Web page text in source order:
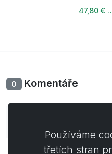
47,80 €
0 Komentáře
Používáme
třetích stran